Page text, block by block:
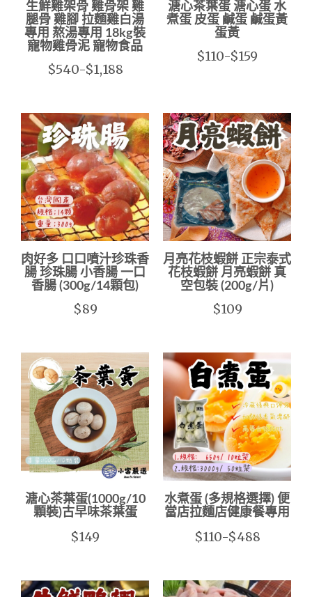
生鮮雞架骨 雞骨架 雞
腿骨 雞腳 拉麵雞白湯
專用 熬湯專用 18kg裝
寵物雞骨泥 寵物食品
$540-$1,188
溏心茶葉蛋 溏心蛋 水
煮蛋 皮蛋 鹹蛋 鹹蛋黃
蛋黃
$110-$159
肉好多 口口噴汁珍珠香
腸 珍珠腸 小香腸 一口
香腸 (300g/14顆包)
$89
月亮花枝蝦餅 正宗泰式
花枝蝦餅 月亮蝦餅 真
空包裝 (200g/片)
$109
溏心茶葉蛋(1000g/10
顆裝)古早味茶葉蛋
$149
水煮蛋 (多規格選擇) 便
當店拉麵店健康餐專用
$110-$488